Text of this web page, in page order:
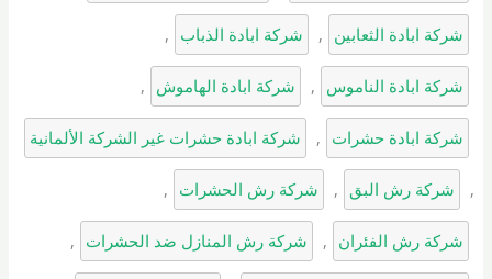
شركة ابادة الثعابين , شركة ابادة الذباب ,
شركة ابادة الناموس , شركة ابادة الهاموش ,
شركة ابادة حشرات , شركة ابادة حشرات غير الشركة الألمانية
, شركة رش البق , شركة رش الحشرات ,
شركة رش الفئران , شركة رش المنازل ضد الحشرات ,